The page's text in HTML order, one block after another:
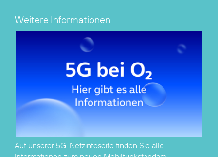
Weitere Informationen
Auf unserer 5G-Netzinfoseite finden Sie alle